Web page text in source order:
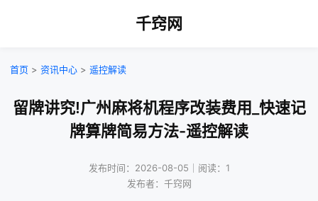
千窍网
首页 > 资讯中心 > 遥控解读
留牌讲究!广州麻将机程序改装费用_快速记
牌算牌简易方法-遥控解读
发布时间：2026-08-05｜阅读：1
发布者：千窍网